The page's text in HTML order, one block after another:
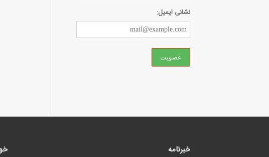
نشانی ایمیل:
خبرنامه